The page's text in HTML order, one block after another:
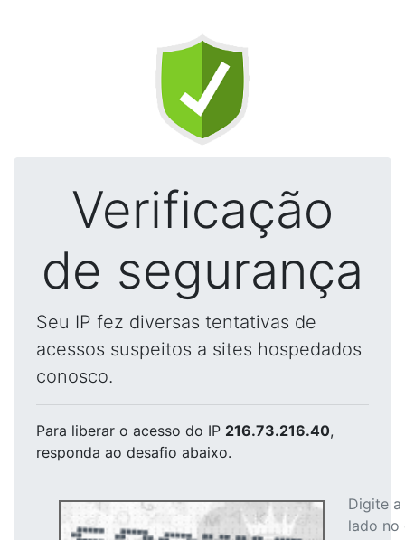
Verificação
de segurança
Seu IP fez diversas tentativas de
acessos suspeitos a sites hospedados
conosco.
Para liberar o acesso do IP 216.73.216.40,
responda ao desafio abaixo.
Digite
lado no